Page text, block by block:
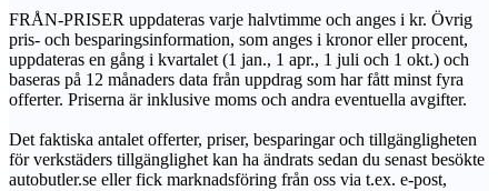
FRÅN-PRISER uppdateras varje halvtimme och anges i kr. Övrig
pris- och besparingsinformation, som anges i kronor eller procent,
uppdateras en gång i kvartalet (1 jan., 1 apr., 1 juli och 1 okt.) och
baseras på 12 månaders data från uppdrag som har fått minst fyra
offerter. Priserna är inklusive moms och andra eventuella avgifter.
Det faktiska antalet offerter, priser, besparingar och tillgängligheten
för verkstäders tillgänglighet kan ha ändrats sedan du senast besökte
autobutler.se eller fick marknadsföring från oss via t.ex. e-post,